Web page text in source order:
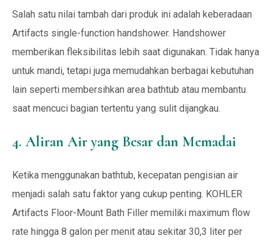
Salah satu nilai tambah dari produk ini adalah keberadaan
Artifacts single-function handshower. Handshower
memberikan fleksibilitas lebih saat digunakan. Tidak hanya
untuk mandi, tetapi juga memudahkan berbagai kebutuhan
lain seperti membersihkan area bathtub atau membantu
saat mencuci bagian tertentu yang sulit dijangkau.
4. Aliran Air yang Besar dan Memadai
Ketika menggunakan bathtub, kecepatan pengisian air
menjadi salah satu faktor yang cukup penting. KOHLER
Artifacts Floor-Mount Bath Filler memiliki maximum flow
rate hingga 8 galon per menit atau sekitar 30,3 liter per